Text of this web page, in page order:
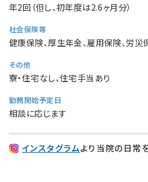
年2回（但し、初年度は2.6ヶ月分）
社会保険等
健康保険、厚生年金、雇用保険、労災
その他
寮・住宅なし、住宅手当あり
勤務開始予定日
相談に応じます
インスタグラムより当院の日常